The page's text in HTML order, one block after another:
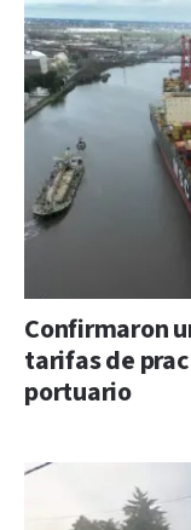
Confirmaron
tarifas de
portuario